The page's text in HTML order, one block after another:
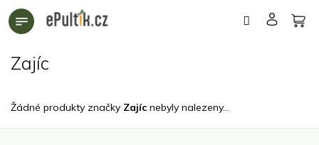
Přejít
na
Zajíc
Žádné produkty značky Zajíc nebyly nalezeny...